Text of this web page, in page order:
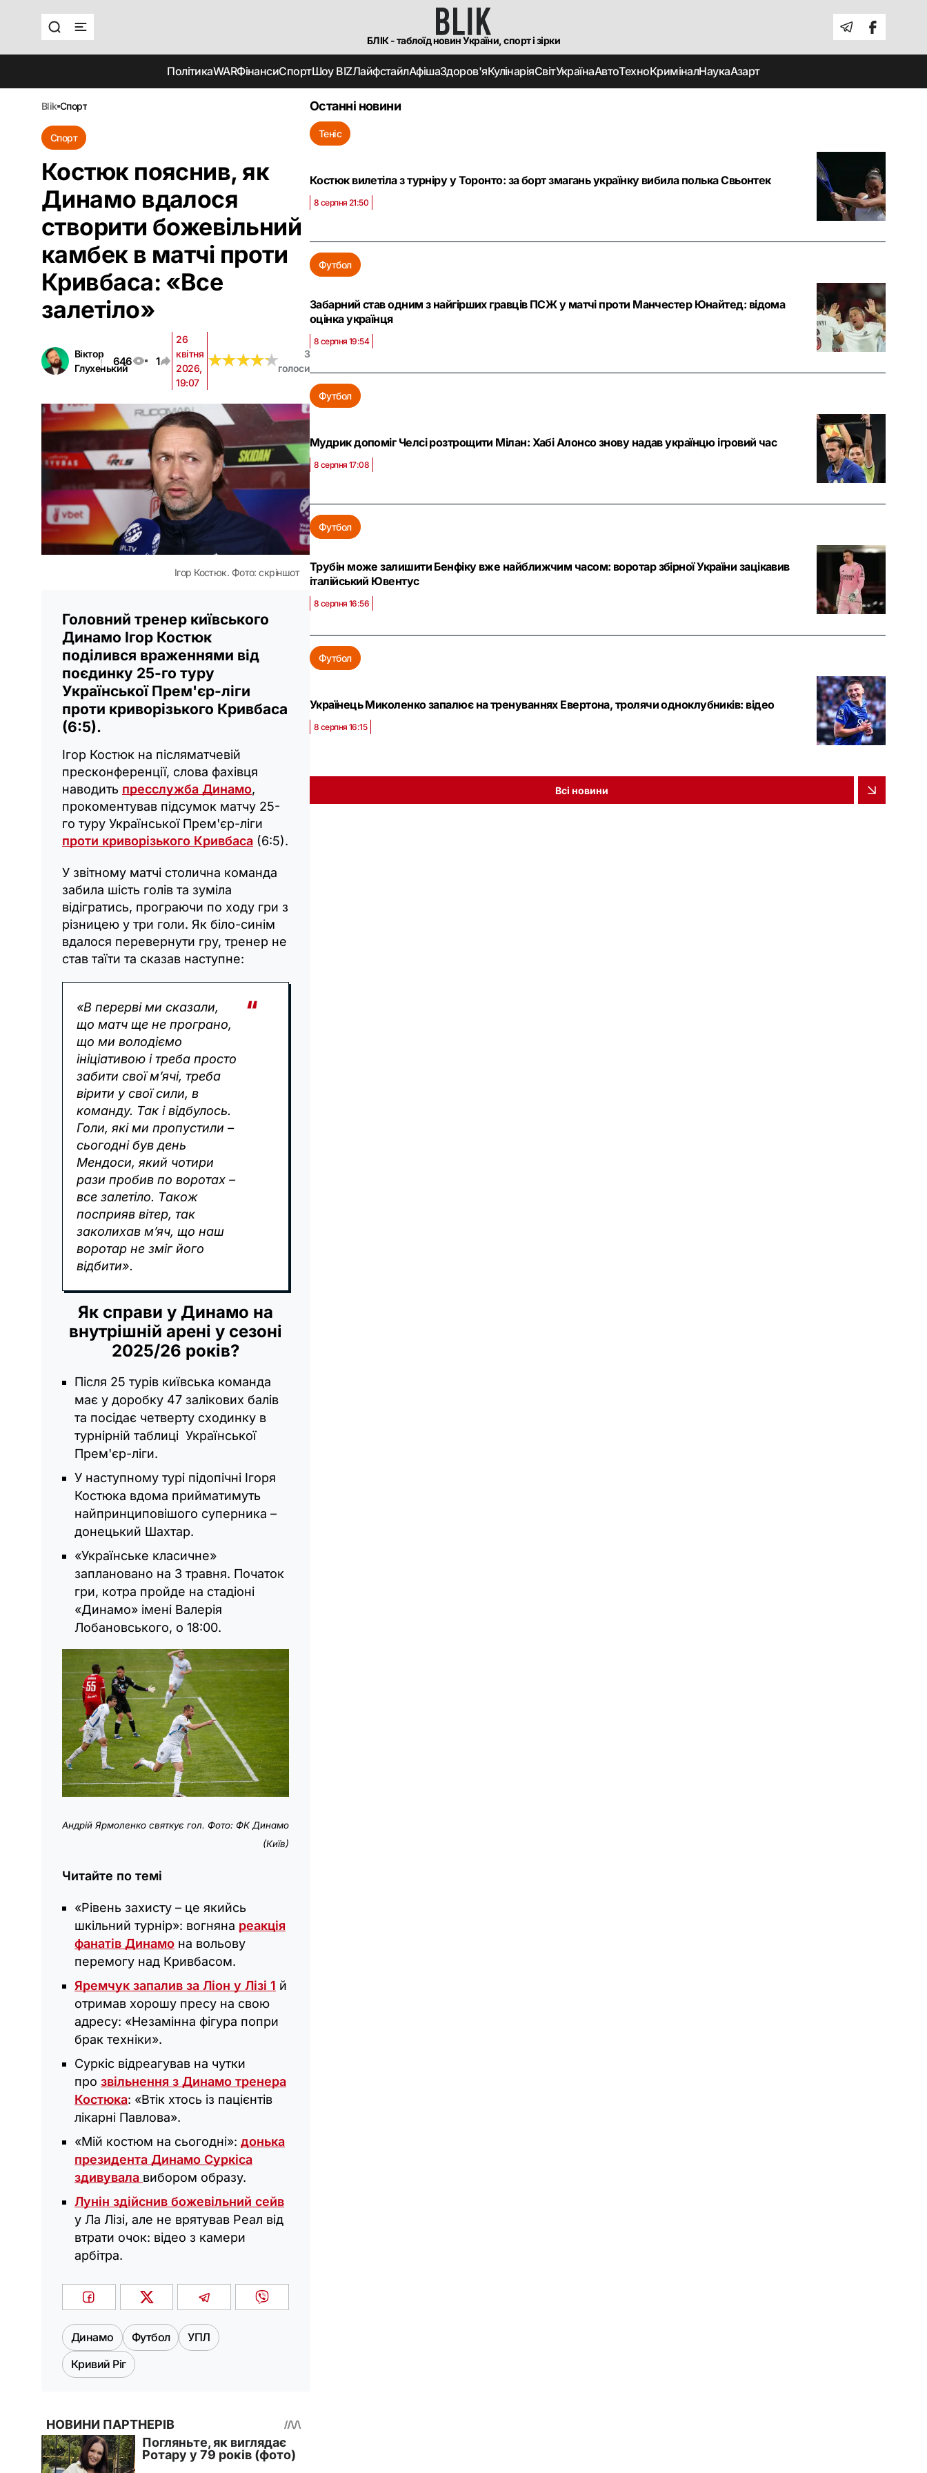
БЛІК - таблоїд новин України, спорт і зірки
ПолітикаWARФінансиСпортШоу BIZЛайфстайлАфішаЗдоров'яКулінаріяСвітУкраїнаАвтоТехноКриміналНаукаАзарт
blik спорт
Спорт
Костюк пояснив, як
Динамо вдалося
створити божевільний
камбек в матчі проти
Кривбаса: «Все
залетіло»
Віктор
Глухенький
646 1
26
квітня
2026,
19:07
★★★★★
★★★★★
3
голоси
Ігор Костюк. Фото: скріншот
Головний тренер київського
Динамо Ігор Костюк
поділився враженнями від
поєдинку 25-го туру
Української Прем'єр-ліги
проти криворізького Кривбаса
(6:5).
Ігор Костюк на післяматчевій
пресконференції, слова фахівця
наводить пресслужба Динамо,
прокоментував підсумок матчу 25-
го туру Української Прем'єр-ліги
проти криворізького Кривбаса (6:5).
У звітному матчі столична команда
забила шість голів та зуміла
відігратись, програючи по ходу гри з
різницею у три голи. Як біло-синім
вдалося перевернути гру, тренер не
став таїти та сказав наступне:
«В перерві ми сказали,
що матч ще не програно,
що ми володіємо
ініціативою і треба просто
забити свої мʼячі, треба
вірити у свої сили, в
команду. Так і відбулось.
Голи, які ми пропустили –
сьогодні був день
Мендоси, який чотири
рази пробив по воротах –
все залетіло. Також
посприяв вітер, так
заколихав мʼяч, що наш
воротар не зміг його
відбити».
Як справи у Динамо на
внутрішній арені у сезоні
2025/26 років?
Після 25 турів київська команда
має у доробку 47 залікових балів
та посідає четверту сходинку в
турнірній таблиці Української
Прем'єр-ліги.
У наступному турі підопічні Ігоря
Костюка вдома прийматимуть
найпринциповішого суперника –
донецький Шахтар.
«Українське класичне»
заплановано на 3 травня. Початок
гри, котра пройде на стадіоні
«Динамо» імені Валерія
Лобановського, о 18:00.
Андрій Ярмоленко святкує гол. Фото: ФК Динамо
(Київ)
Читайте по темі
«Рівень захисту – це якийсь
шкільний турнір»: вогняна реакція
фанатів Динамо на вольову
перемогу над Кривбасом.
Яремчук запалив за Ліон у Лізі 1 й
отримав хорошу пресу на свою
адресу: «Незамінна фігура попри
брак техніки».
Суркіс відреагував на чутки
про звільнення з Динамо тренера
Костюка: «Втік хтось із пацієнтів
лікарні Павлова».
«Мій костюм на сьогодні‎»: донька
президента Динамо Суркіса
здивувала вибором образу.
Лунін здійснив божевільний сейв
у Ла Лізі, але не врятував Реал від
втрати очок: відео з камери
арбітра.
Динамо Футбол
УПЛ
Кривий Ріг
Останні новини
Теніс
Костюк вилетіла з турніру у Торонто: за борт змагань українку вибила полька Свьонтек
8 серпня 21:50
Футбол
Забарний став одним з найгірших гравців ПСЖ у матчі проти Манчестер Юнайтед: відома
оцінка українця
8 серпня 19:54
Футбол
Мудрик допоміг Челсі розтрощити Мілан: Хабі Алонсо знову надав українцю ігровий час
8 серпня 17:08
Футбол
Трубін може залишити Бенфіку вже найближчим часом: воротар збірної України зацікавив
італійський Ювентус
8 серпня 16:56
Футбол
Українець Миколенко запалює на тренуваннях Евертона, тролячи одноклубників: відео
8 серпня 16:15
Всі новини